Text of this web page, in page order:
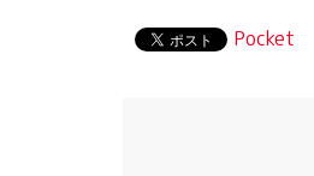
Pocket